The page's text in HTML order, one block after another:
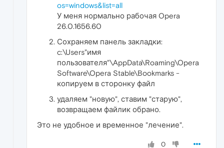
os=windows&list=all
У меня нормально рабочая Opera
26.0.1656.60
Сохраняем панель закладки:
c:\Users"имя
пользователя"\AppData\Roaming\Opera
Software\Opera Stable\Bookmarks -
копируем в сторонку файл
удаляем "новую", ставим "старую",
возвращаем файлик обрано.
Это не удобное и временное "лечение".
0